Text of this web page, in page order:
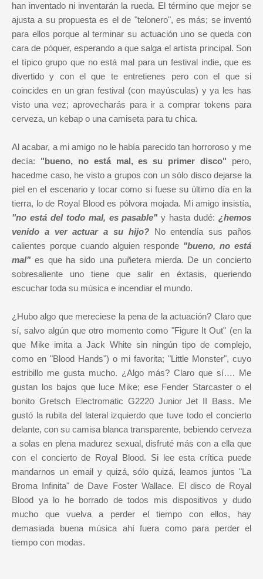
han inventado ni inventarán la rueda. El término que mejor se
ajusta a su propuesta es el de "telonero", es más; se inventó
para ellos porque al terminar su actuación uno se queda con
cara de póquer, esperando a que salga el artista principal. Son
el típico grupo que no está mal para un festival indie, que es
divertido y con el que te entretienes pero con el que si
coincides en un gran festival (con mayúsculas) y ya les has
visto una vez; aprovecharás para ir a comprar tokens para
cerveza, un kebap o una camiseta para tu chica.
Al acabar, a mi amigo no le había parecido tan horroroso y me
decía: "bueno, no está mal, es su primer disco" pero,
hacedme caso, he visto a grupos con un sólo disco dejarse la
piel en el escenario y tocar como si fuese su último día en la
tierra, lo de Royal Blood es pólvora mojada. Mi amigo insistía,
"no está del todo mal, es pasable" y hasta dudé:¿hemos
venido a ver actuar a su hijo? No entendía sus paños
calientes porque cuando alguien responde "bueno, no está
mal" es que ha sido una puñetera mierda. De un concierto
sobresaliente uno tiene que salir en éxtasis, queriendo
escuchar toda su música e incendiar el mundo.
¿Hubo algo que mereciese la pena de la actuación? Claro que
sí, salvo algún que otro momento como "Figure It Out" (en la
que Mike imita a Jack White sin ningún tipo de complejo,
como en "Blood Hands") o mi favorita; "Little Monster", cuyo
estribillo me gusta mucho. ¿Algo más? Claro que sí…. Me
gustan los bajos que luce Mike; ese Fender Starcaster o el
bonito Gretsch Electromatic G2220 Junior Jet II Bass. Me
gustó la rubita del lateral izquierdo que tuve todo el concierto
delante, con su camisa blanca transparente, bebiendo cerveza
a solas en plena madurez sexual, disfruté más con a ella que
con el concierto de Royal Blood. Si lee esta crítica puede
mandarnos un email y quizá, sólo quizá, leamos juntos "La
Broma Infinita" de Dave Foster Wallace. El disco de Royal
Blood ya lo he borrado de todos mis dispositivos y dudo
mucho que vuelva a perder el tiempo con ellos, hay
demasiada buena música ahí fuera como para perder el
tiempo con modas.